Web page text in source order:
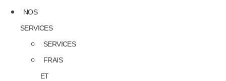
NOS
SERVICES
SERVICES
FRAIS
ET